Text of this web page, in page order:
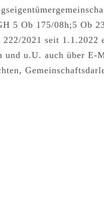
5 Ob 175/08h;5 Ob
2021 seit 1.1.2022
und u.U. auch über E-